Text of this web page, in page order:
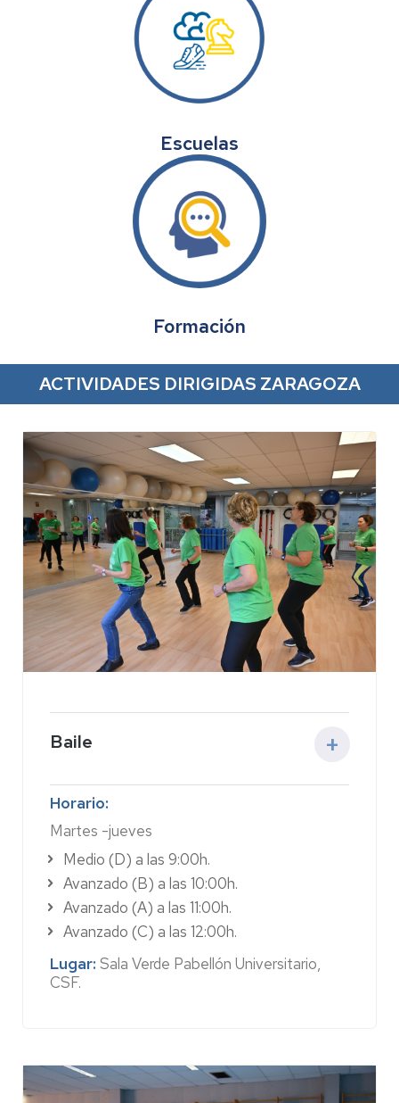
Escuelas
Formación
ACTIVIDADES DIRIGIDAS ZARAGOZA
Baile
Actividad:
manera muy divertida de mantenerse en
forma y disfrutar en compañía. Mediante
sencillas coreografías grupales y por parejas,
mejora el equilibrio, la coordinación, la
autoestima y el ritmo. Los contenidos
incluyen bailes en línea y modernos que
optimizan el estado físico general.
Precio: 73 €
➤Vídeo demostrativo
Horario:
Martes -jueves
Medio (D) a las 9:00h.
Avanzado (B) a las 10:00h.
Avanzado (A) a las 11:00h.
Avanzado (C) a las 12:00h.
Lugar: Sala Verde Pabellón Universitario,
CSF.